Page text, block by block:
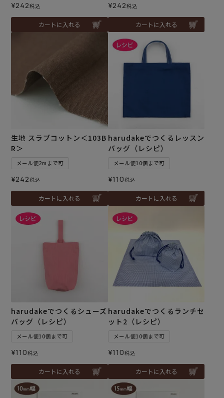
¥242税込
カートに入れる
¥242税込
カートに入れる
生地 スラブコットン＜103B
R＞
メール便2mまで可
¥242税込
カートに入れる
harudakeでつくるレッスン
バッグ（レシピ）
メール便10個まで可
¥110税込
カートに入れる
harudakeでつくるシューズ
バッグ（レシピ）
メール便10個まで可
¥110税込
カートに入れる
harudakeでつくるランチセ
ット2（レシピ）
メール便10個まで可
¥110税込
カートに入れる